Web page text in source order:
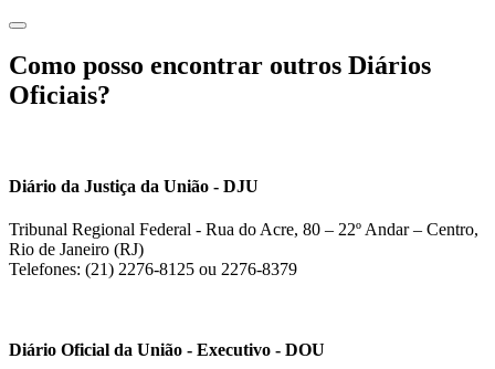
Como posso encontrar outros Diários
Oficiais?
Diário da Justiça da União - DJU
Tribunal Regional Federal - Rua do Acre, 80 – 22º Andar – Centro,
Rio de Janeiro (RJ)
Telefones: (21) 2276-8125 ou 2276-8379
Diário Oficial da União - Executivo - DOU